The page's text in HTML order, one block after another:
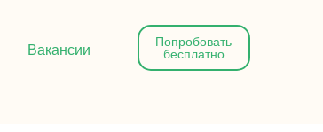
Вакансии
Попробовать
бесплатно